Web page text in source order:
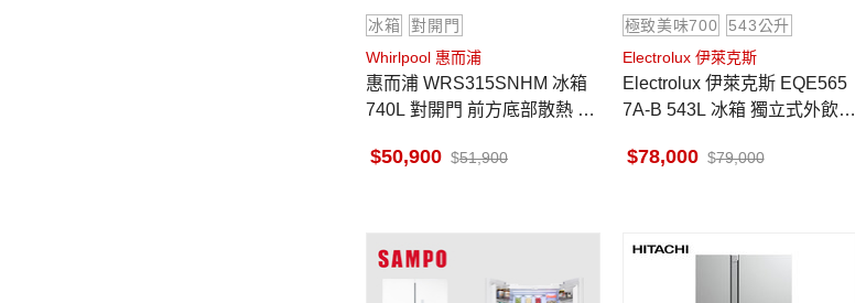
冰箱
對開門
Whirlpool 惠而浦
惠而浦 WRS315SNHM 冰箱
740L 對開門 前方底部散熱 墨
50,900 51,900
極致美味700
543公升
Electrolux 伊萊克斯
Electrolux 伊萊克斯 EQE565
7A-B 543L 冰箱 獨立式外飲水
78,000 79,000